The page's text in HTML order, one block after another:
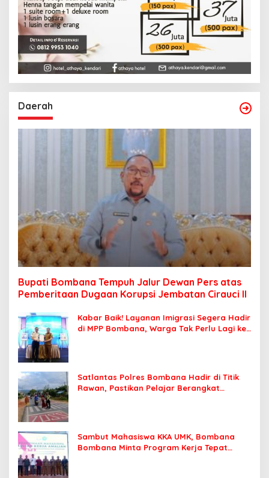
Daerah
Bupati Bombana Tempuh Jalur Dewan Pers atas
Pemberitaan Dugaan Korupsi Jembatan Cirauci II
Kabar Baik! Layanan Imigrasi Segera Hadir
di MPP Bombana, Warga Tak Perlu Lagi ke
Satlantas Polres Bombana Hadir di Titik
Rawan, Pastikan Pelajar Berangkat
Sambut Mahasiswa KKA UMK, Bombana
Bombana Minta Program Kerja Tepat